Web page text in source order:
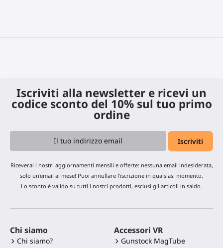
Iscriviti alla newsletter e ricevi un
codice sconto del 10% sul tuo primo
ordine
Riceverai i nostri aggiornamenti mensili e offerte: nessuna email indesiderata,
solo un'email al mese! Puoi annullare l'iscrizione in qualsiasi momento.
Lo sconto è valido su tutti i nostri prodotti, esclusi gli articoli in saldo.
Chi siamo
Chi siamo?
Accessori VR
Gunstock MagTube